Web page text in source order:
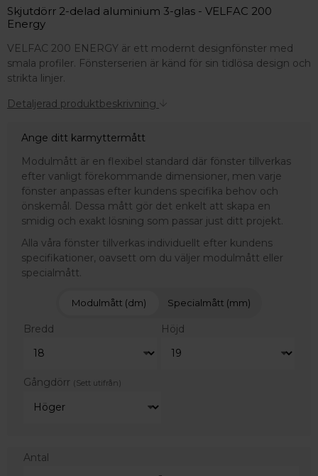
fokus på kvalitet, omtanke och djup kompetens.
Skjutdörr 2-delad aluminium 3-glas - VELFAC 200
Energy
VELFAC 200 ENERGY är ett modernt designfönster med
smala profiler. Fönsterserien är känd för sin tidlösa design och
strikta linjer.
Detaljerad produktbeskrivning
Ange ditt karmyttermått
Modulmått är en flexibel standard där fönster tillverkas
efter vanligt förekommande dimensioner, men varje
fönster anpassas efter kundens specifika behov och
önskemål. Dessa mått gör det enkelt att skapa en
smidig och exakt lösning som passar just ditt projekt.
Alla våra fönster tillverkas individuellt efter kundens
specifikationer, oavsett om du väljer modulmått eller
specialmått.
Modulmått (dm) Specialmått (mm)
Bredd Höjd
Gångdörr (Sett utifrån)
Antal